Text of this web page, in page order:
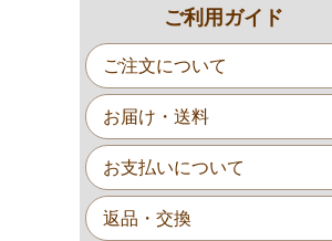
ご利用ガイド
ご注文について
お届け・送料
お支払いについて
返品・交換